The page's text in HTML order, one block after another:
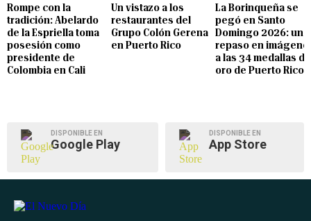
Rompe con la
tradición: Abelardo
de la Espriella toma
posesión como
presidente de
Colombia en Cali
Un vistazo a los
restaurantes del
Grupo Colón Gerena
en Puerto Rico
La Borinqueña se
pegó en Santo
Domingo 2026: un
repaso en
a las 34 medallas de
oro de Puerto Rico
DISPONIBLE EN
Google Play
DISPONIBLE EN
App Store